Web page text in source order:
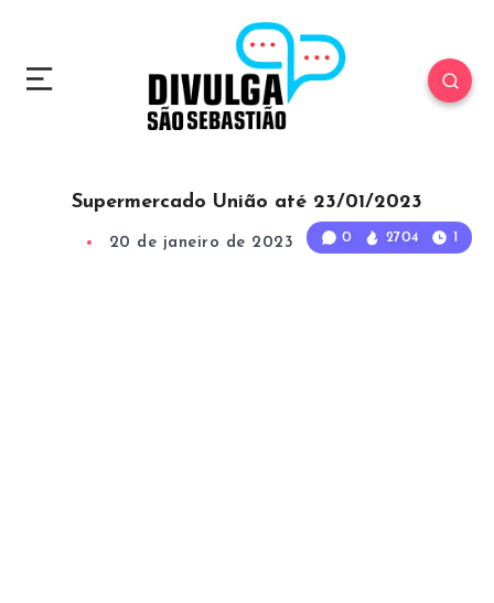
0 2704 1
Supermercado União até 23/01/2023
20 de janeiro de 2023 1 Min Read